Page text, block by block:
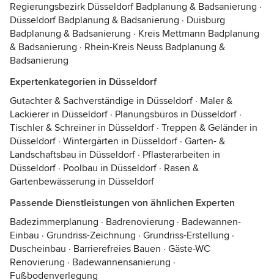
Regierungsbezirk Düsseldorf Badplanung & Badsanierung ·
Düsseldorf Badplanung & Badsanierung · Duisburg
Badplanung & Badsanierung · Kreis Mettmann Badplanung
& Badsanierung · Rhein-Kreis Neuss Badplanung &
Badsanierung
Expertenkategorien in Düsseldorf
Gutachter & Sachverständige in Düsseldorf· Maler &
Lackierer in Düsseldorf· Planungsbüros in Düsseldorf·
Tischler & Schreiner in Düsseldorf· Treppen & Geländer in
Düsseldorf· Wintergärten in Düsseldorf· Garten- &
Landschaftsbau in Düsseldorf· Pflasterarbeiten in
Düsseldorf· Poolbau in Düsseldorf· Rasen &
Gartenbewässerung in Düsseldorf
Passende Dienstleistungen von ähnlichen Experten
Badezimmerplanung · Badrenovierung · Badewannen-
Einbau · Grundriss-Zeichnung · Grundriss-Erstellung ·
Duscheinbau · Barrierefreies Bauen · Gäste-WC
Renovierung · Badewannensanierung ·
Fußbodenverlegung